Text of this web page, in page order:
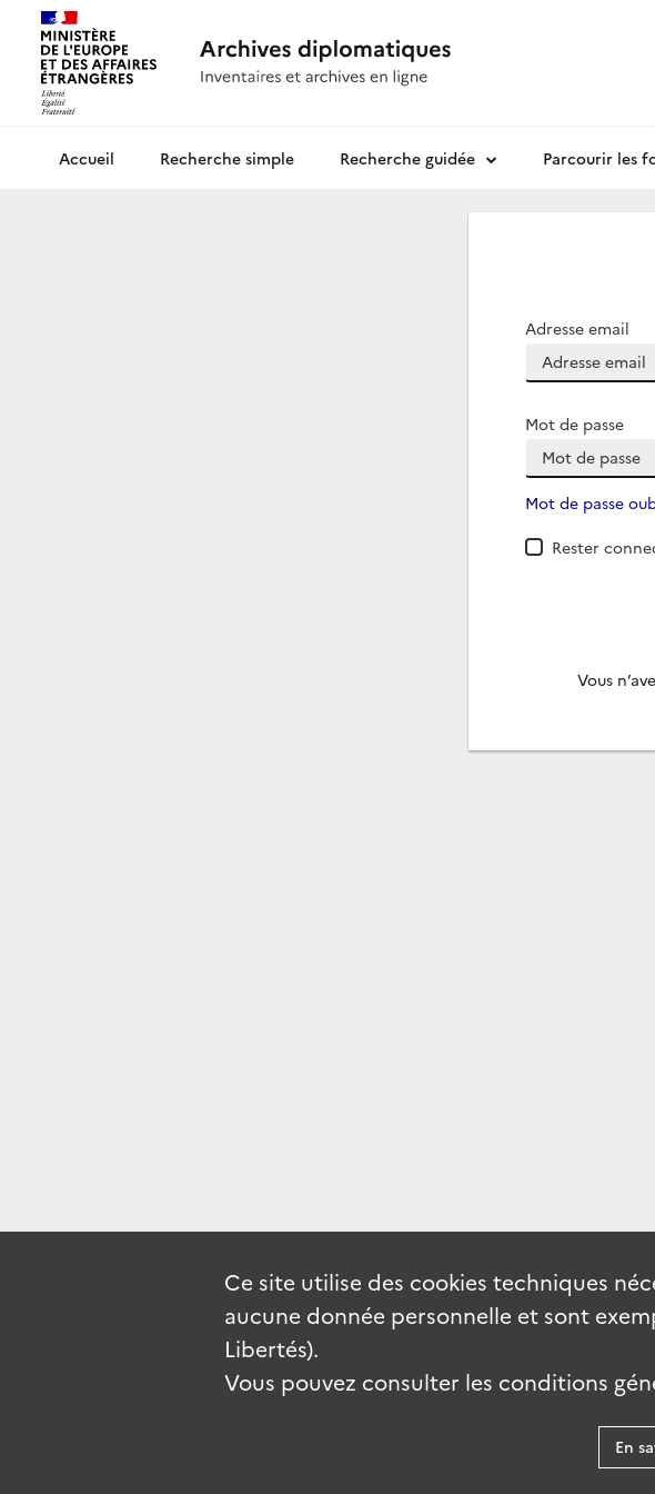
Archives diplomatiquesRecherche simple Recherche guidée Parcourir les
Adresse email
Mot de passe
Mot de passe
Rester
Vous
Ce site utilise des cookies techniques
aucune donnée personnelle et sont
Libertés).
Vous pouvez consulter les conditions
En